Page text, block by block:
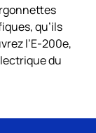
qu’ils
l’E-200e,
du